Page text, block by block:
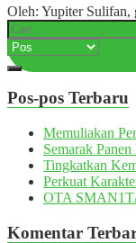
Oleh: Yupiter Sulifan,
Pos-pos Terbaru
Memuliakan
Semarak
Tingkatkan
Perkuat
OTA
Komentar